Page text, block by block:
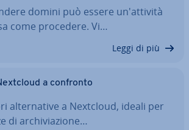
domini può essere un'at­ti­vi­tà
come procedere. Vi…
Leggi di più
a confronto
al­ter­na­ti­ve a Nextcloud, ideali per
di ar­chi­via­zio­ne…